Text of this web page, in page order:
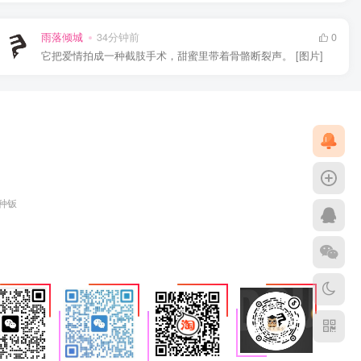
雨落倾城 34分钟前
0
它把爱情拍成一种截肢手术，甜蜜里带着骨骼断裂声。 [图片]
钣